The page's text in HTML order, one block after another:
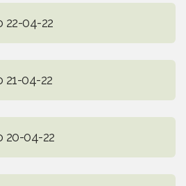
22-04-22
04-22
20-04-22